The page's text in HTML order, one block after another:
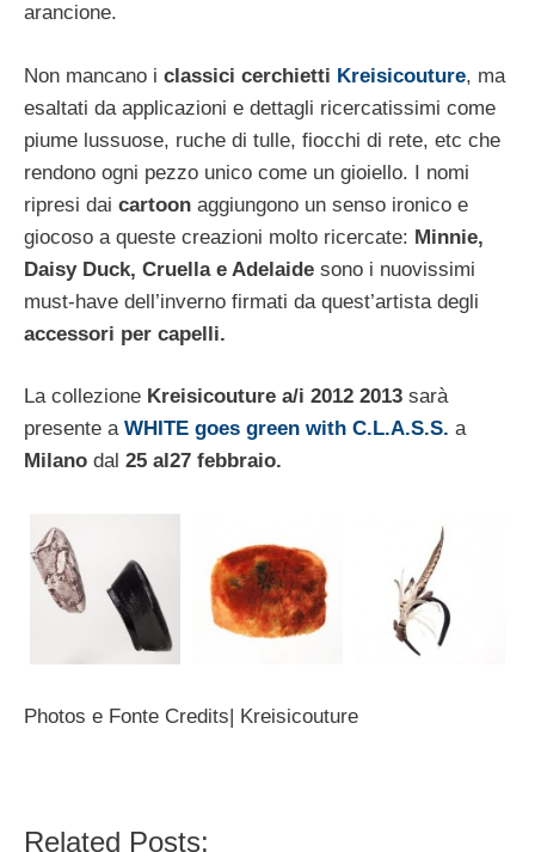
arancione.
Non mancano i classici cerchietti Kreisicouture, ma
esaltati da applicazioni e dettagli ricercatissimi come
piume lussuose, ruche di tulle, fiocchi di rete, etc che
rendono ogni pezzo unico come un gioiello. I nomi
ripresi dai cartoon aggiungono un senso ironico e
giocoso a queste creazioni molto ricercate: Minnie,
Daisy Duck, Cruella e Adelaide sono i nuovissimi
must-have dell’inverno firmati da quest’artista degli
accessori per capelli.
La collezione Kreisicouture a/i 2012 2013 sarà
presente a WHITE goes green with C.L.A.S.S. a
Milano dal 25 al27 febbraio.
Photos e Fonte Credits| Kreisicouture
Related Posts: